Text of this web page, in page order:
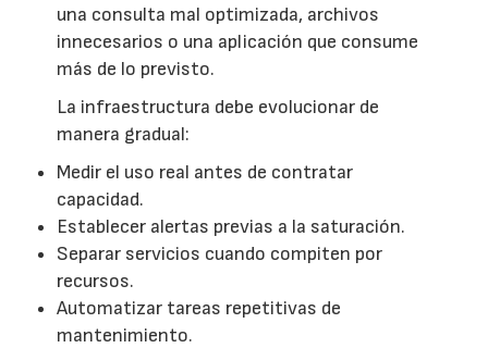
una consulta mal optimizada, archivos
innecesarios o una aplicación que consume
más de lo previsto.
La infraestructura debe evolucionar de
manera gradual:
Medir el uso real antes de contratar
capacidad.
Establecer alertas previas a la saturación.
Separar servicios cuando compiten por
recursos.
Automatizar tareas repetitivas de
mantenimiento.